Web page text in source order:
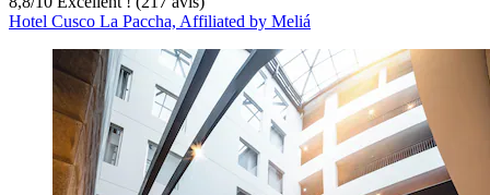
Hotel Cusco La Paccha, Affiliated by Meliá